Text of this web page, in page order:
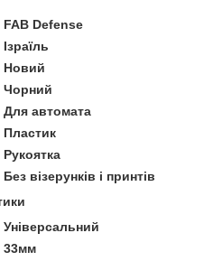
FAB Defense
Ізраїль
Новий
Чорний
Для автомата
Пластик
Рукоятка
Без візерунків і принтів
Універсальний
33мм